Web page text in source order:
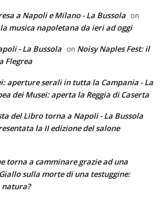
a Napoli e Milano - La Bussola on
musica napoletana da ieri ad oggi
- La Bussola on Noisy Naples Fest: il
Flegrea
aperture serali in tutta la Campania - La
dei Musei: aperta la Reggia di Caserta
del Libro torna a Napoli - La Bussola
la II edizione del salone
torna a camminare grazie ad una
Giallo sulla morte di una testuggine:
natura?